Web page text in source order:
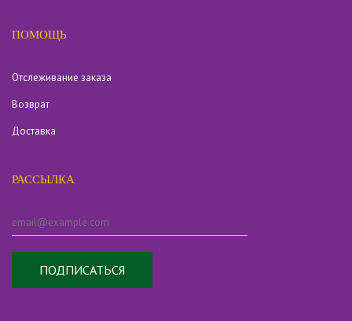
ПОМОЩЬ
Отслеживание заказа
Возврат
Доставка
РАССЫЛКА
ПОДПИСАТЬСЯ